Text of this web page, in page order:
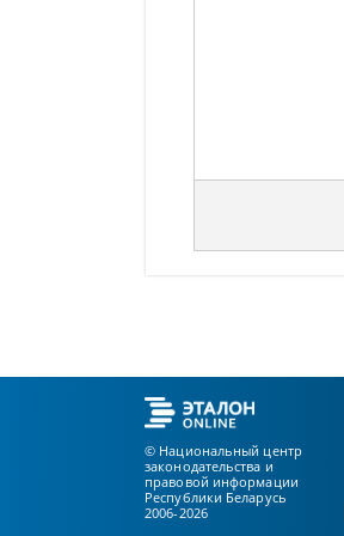
© Национальный центр
законодательства и
правовой информации
Республики Беларусь
2006-2026